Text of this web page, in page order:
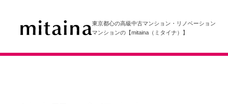
東京都心の高級中古マンション・リノベーション
マンションの【mitaina（ミタイナ）】